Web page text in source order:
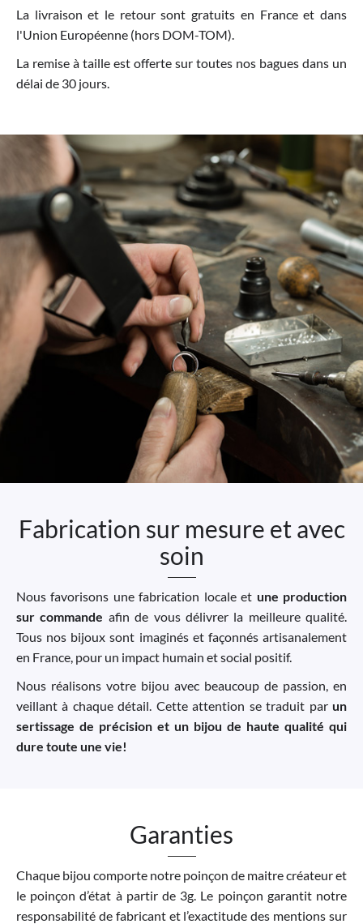
La livraison et le retour sont gratuits en France et dans
l'Union Européenne (hors DOM-TOM).
La remise à taille est offerte sur toutes nos bagues dans un
délai de 30 jours.
Fabrication sur mesure et avec
soin
Nous favorisons une fabrication locale et une production
sur commande afin de vous délivrer la meilleure qualité.
Tous nos bijoux sont imaginés et façonnés artisanalement
en France, pour un impact humain et social positif.
Nous réalisons votre bijou avec beaucoup de passion, en
veillant à chaque détail. Cette attention se traduit par un
sertissage de précision et un bijou de haute qualité qui
dure toute une vie!
Garanties
Chaque bijou comporte notre poinçon de maitre créateur et
le poinçon d’état à partir de 3g. Le poinçon garantit notre
responsabilité de fabricant et l’exactitude des mentions sur